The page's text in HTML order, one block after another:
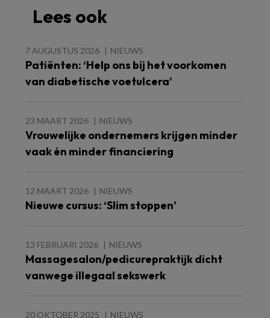
Lees ook
7 AUGUSTUS 2026 NIEUWS
Patiënten: ‘Help ons bij het voorkomen
van diabetische voetulcera’
23 MAART 2026 NIEUWS
Vrouwelijke ondernemers krijgen minder
vaak én minder financiering
12 MAART 2026 NIEUWS
Nieuwe cursus: ‘Slim stoppen’
13 FEBRUARI 2026 NIEUWS
Massagesalon/pedicurepraktijk dicht
vanwege illegaal sekswerk
20 OKTOBER 2025 NIEUWS